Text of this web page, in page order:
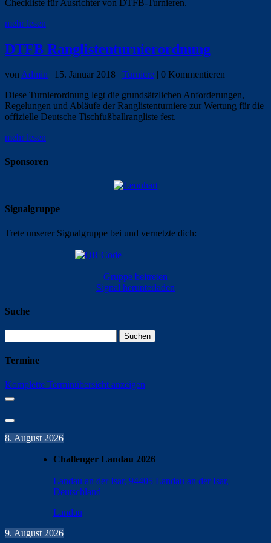
Checkliste für Ausrichter von DTFB-Turnieren.
mehr lesen
DTFB Ranglistenturnierordnung
vonAdmin | 15. Januar 2018 | Turniere | 0 Kommentieren
Diese Turnierordnung legt die grundsätzlichen Anforderungen,
Regelungen und Abläufe der Ranglistenturniere zur Wertung für die
offizielle Deutsche Tischfußballrangliste fest.
mehr lesen
Sponsoren
Signalgruppe
Trete unserer Signalgruppe bei und vernetzte dich:
Gruppe beitreten
Signal herunterladen
Suche
nach:
Termine
Komplette Terminübersicht anzeigen
8. August 2026
Challenger Landau 2026
Landau an der Isar, 94405 Landau an der Isar,
Deutschland
Landau
9. August 2026